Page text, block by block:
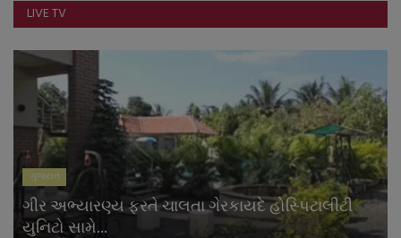
LIVE TV
ગુજરાત
ગીર અભ્યારણ્ય ફરતે ચાલતા ગેરકાયદે હોસ્પિટાલીટી
યુનિટો સામે...